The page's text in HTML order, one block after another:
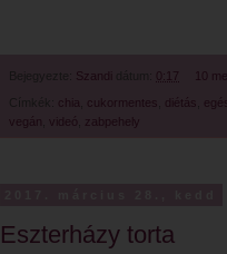
Bejegyezte: Szandi dátum: 0:17 10
Címkék: chia cukormentes diétás
vegán
videó zabpehely
Eszterházy torta